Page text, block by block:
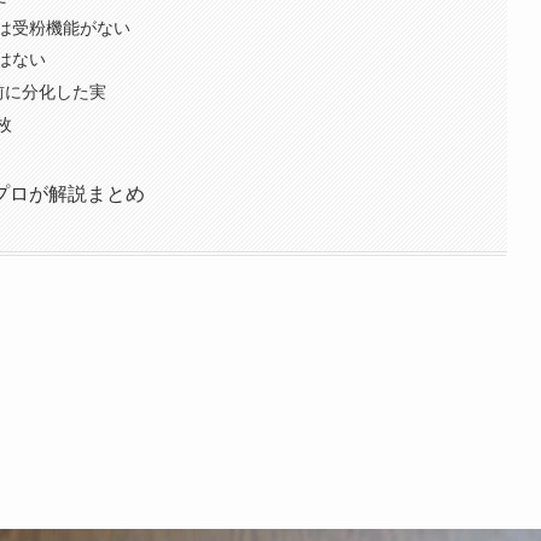
受粉機能がない
ない
分化した実
ロが解説まとめ